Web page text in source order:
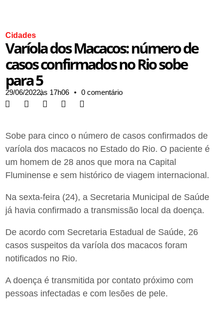
Cidades
Varíola dos Macacos: número de
casos confirmados no Rio sobe
para 5
29/06/2022,às 17h06 • 0 comentário
Sobe para cinco o número de casos confirmados de
varíola dos macacos no Estado do Rio. O paciente é
um homem de 28 anos que mora na Capital
Fluminense e sem histórico de viagem internacional.
Na sexta-feira (24), a Secretaria Municipal de Saúde
já havia confirmado a transmissão local da doença.
De acordo com Secretaria Estadual de Saúde, 26
casos suspeitos da varíola dos macacos foram
notificados no Rio.
A doença é transmitida por contato próximo com
pessoas infectadas e com lesões de pele.